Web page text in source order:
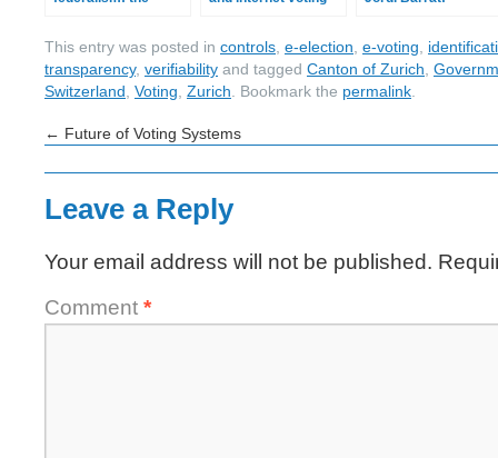
This entry was posted in controls e-election e-voting
transparency, verifiability and tagged Canton of Zurich
Switzerland Voting Zurich . Bookmark the permalink
← Future of Voting Systems
Leave a Reply
Your email address will not be published.
Comment *